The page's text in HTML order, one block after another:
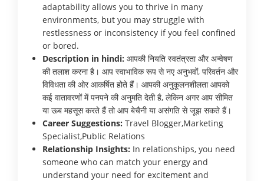
adaptability allows you to thrive in many
environments, but you may struggle with
restlessness or inconsistency if you feel confined
or bored.
Description in hindi: आपकी नियति स्वतंत्रता और अन्वेषण
की तलाश करना है। आप स्वाभाविक रूप से नए अनुभवों, परिवर्तन और
विविधता की ओर आकर्षित होते हैं। आपकी अनुकूलनशीलता आपको
कई वातावरणों में पनपने की अनुमति देती है, लेकिन अगर आप सीमित
या ऊब महसूस करते हैं तो आप बेचैनी या असंगति से जूझ सकते हैं।
Career Suggestions: Travel Blogger,Marketing
Specialist,Public Relations
Relationship Insights: In relationships, you need
someone who can match your energy and
understand your need for excitement and